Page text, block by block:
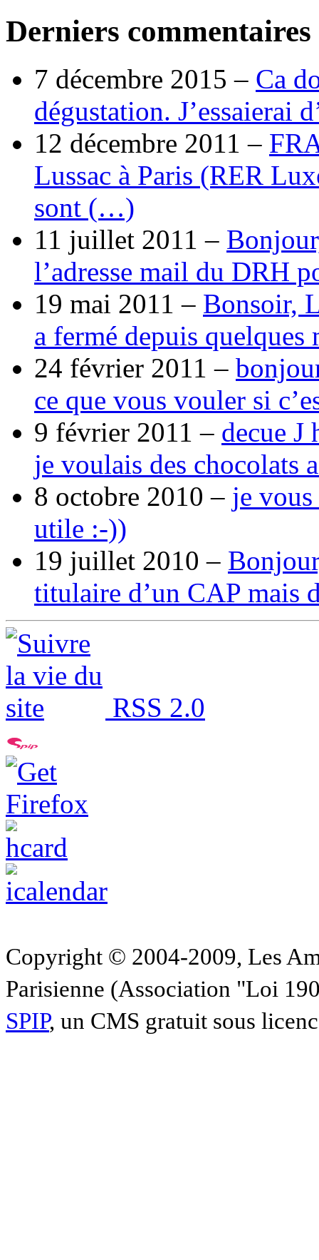
Derniers commentaires
7 décembre 2015 – Ca
dégustation. J’essaierai
12 décembre 2011 –
Lussac à Paris (RER
sont (…)
11 juillet 2011 –
l’adresse mail du DRH
19 mai 2011 – Bonsoir,
a fermé depuis
24 février 2011 –
ce que vous vouler si
9 février 2011 – decue J
je voulais des chocolats
8 octobre 2010 – je
utile :-))
19 juillet 2010 –
titulaire d’un CAP mais
RSS 2.0
Copyright © 2004-2009, Les
Parisienne (Association "Loi
SPIP, un CMS gratuit sous